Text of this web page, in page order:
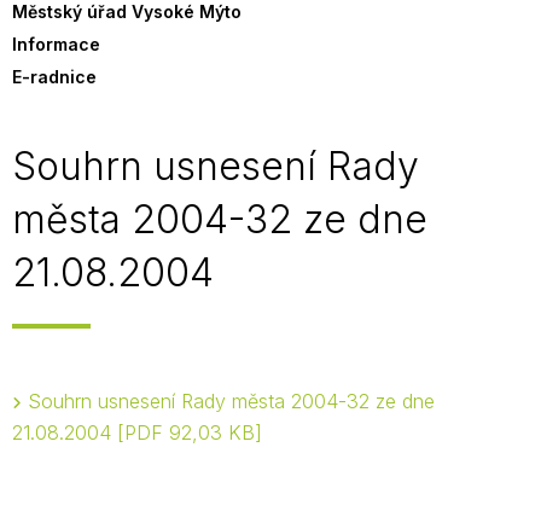
Městský úřad Vysoké Mýto
Informace
E-radnice
Souhrn usnesení Rady
města 2004-32 ze dne
21.08.2004
Souhrn usnesení Rady města 2004-32 ze dne
21.08.2004 PDF 92,03 KB